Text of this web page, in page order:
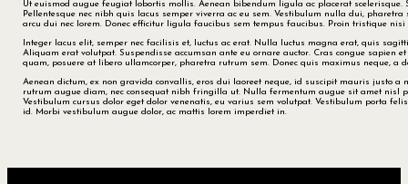
Ut euismod augue feugiat lobortis mollis. Aenean bibendum ligula ac placerat
Pellentesque nec nibh quis lacus semper viverra ac eu sem. Vestibulum nulla dui,
arcu dui nec lorem. Donec efficitur ligula faucibus sem tempus faucibus. Proin tristique
Integer lacus elit, semper nec facilisis et, luctus ac erat. Nulla luctus magna erat, quis
Aliquam erat volutpat. Suspendisse accumsan ante eu ornare auctor. Cras congue
quam, posuere at libero ullamcorper, pharetra rutrum sem. Donec quis maximus neque,
Aenean dictum, ex non gravida convallis, eros dui laoreet neque, id suscipit mauris justo
rutrum augue diam, nec consequat nibh fringilla ut. Nulla fermentum augue sit amet nisl
Vestibulum cursus dolor eget dolor venenatis, eu varius sem volutpat. Vestibulum porta
id. Morbi vestibulum augue dolor, ac mattis lorem imperdiet in.